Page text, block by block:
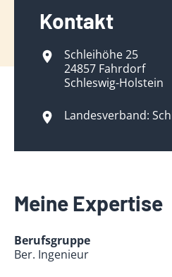
Kontakt
Schleihöhe 25
24857 Fahrdorf
Schleswig-Holstein
Landesverband:
Meine Expertise
Berufsgruppe
Ber. Ingenieur